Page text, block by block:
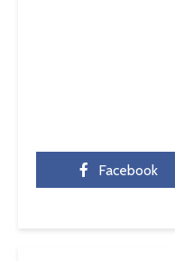
Facebook